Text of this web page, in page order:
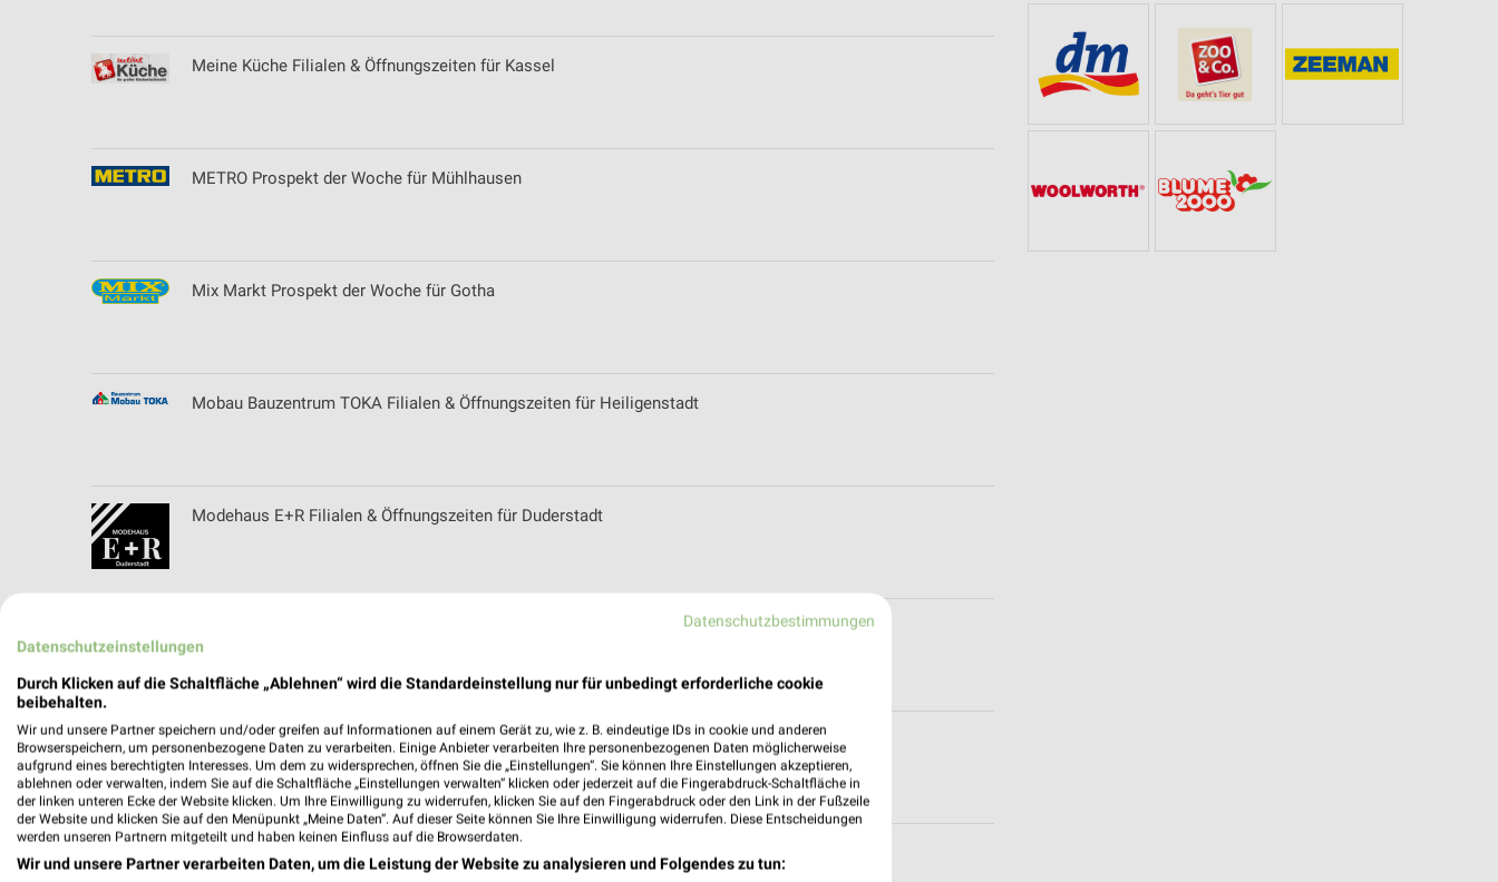
Meine Küche Filialen & Öffnungszeiten für Kassel
METRO Prospekt der Woche für Mühlhausen
Mix Markt Prospekt der Woche für Gotha
Mobau Bauzentrum TOKA Filialen & Öffnungszeiten für Heiligenstadt
Modehaus E+R Filialen & Öffnungszeiten für Duderstadt
Mr. Wash Filialen & Öffnungszeiten für Kassel
Multipolster Katalog und Prospekte für Erfurt
Datenschutzbestimmungen
Datenschutzeinstellungen
Durch Klicken auf die Schaltfläche „Ablehnen“ wird die Standardeinstellung nur für unbedingt erforderliche cookie
beibehalten.
Wir und unsere Partner speichern und/oder greifen auf Informationen auf einem Gerät zu, wie z. B. eindeutige IDs in cookie und anderen
Browserspeichern, um personenbezogene Daten zu verarbeiten. Einige Anbieter verarbeiten Ihre personenbezogenen Daten möglicherweise
aufgrund eines berechtigten Interesses. Um dem zu widersprechen, öffnen Sie die „Einstellungen“. Sie können Ihre Einstellungen akzeptieren,
ablehnen oder verwalten, indem Sie auf die Schaltfläche „Einstellungen verwalten“ klicken oder jederzeit auf die Fingerabdruck-Schaltfläche in
der linken unteren Ecke der Website klicken. Um Ihre Einwilligung zu widerrufen, klicken Sie auf den Fingerabdruck oder den Link in der Fußzeile
der Website und klicken Sie auf den Menüpunkt „Meine Daten“. Auf dieser Seite können Sie Ihre Einwilligung widerrufen. Diese Entscheidungen
werden unseren Partnern mitgeteilt und haben keinen Einfluss auf die Browserdaten.
Wir und unsere Partner verarbeiten Daten, um die Leistung der Website zu analysieren und Folgendes zu tun: